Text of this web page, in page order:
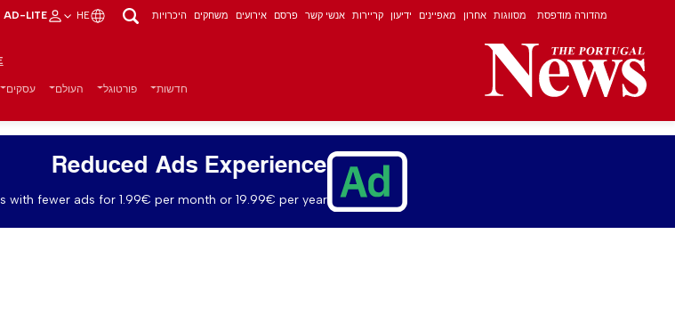
מהדורה מודפסת מסווגות אחרון מאפיינים ידיעון קריירות אנשי קשר פרסם אירועים משחקים היכרויות HE
AD-LITE
חדשות פורטוגל העולם עסקים
Reduced Ads Experience
with fewer ads for 1.99€ per month or 19.99€ per year.